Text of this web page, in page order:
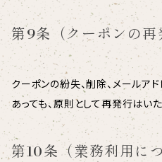
第9条（クーポンの再
クーポンの紛失、削除、メールア
あっても、原則として再発行はい
第10条（業務利用に